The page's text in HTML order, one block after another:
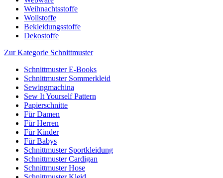
Weihnachtsstoffe
Wollstoffe
Bekleidungsstoffe
Dekostoffe
Zur Kategorie Schnittmuster
Schnittmuster E-Books
Schnittmuster Sommerkleid
Sewingmachina
Sew It Yourself Pattern
Papierschnitte
Für Damen
Für Herren
Für Kinder
Für Babys
Schnittmuster Sportkleidung
Schnittmuster Cardigan
Schnittmuster Hose